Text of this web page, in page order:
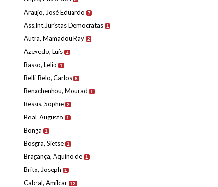
Araújo, José Eduardo 7
Ass.Int.Juristas Democratas 1
Autra, Mamadou Ray 2
Azevedo, Luís 1
Basso, Lelio 1
Belli-Belo, Carlos 8
Benachenhou, Mourad 1
Bessis, Sophie 2
Boal, Augusto 1
Bonga 1
Bosgra, Sietse 1
Bragança, Aquino de 1
Brito, Joseph 1
Cabral, Amílcar 12